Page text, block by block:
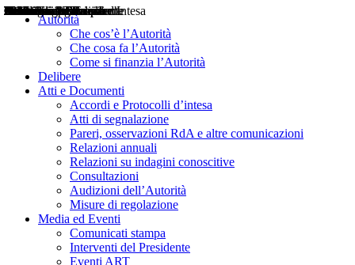
Autorità
Che cos’è l’Autorità
Che cosa fa l’Autorità
Come si finanzia l’Autorità
Delibere
Atti e Documenti
Accordi e Protocolli d’intesa
Atti di segnalazione
Pareri, osservazioni RdA e altre comunicazioni
Relazioni annuali
Relazioni su indagini conoscitive
Consultazioni
Audizioni dell’Autorità
Misure di regolazione
Media ed Eventi
Comunicati stampa
Interventi del Presidente
Eventi ART
Delibere
Pareri
Consultazioni
Audizioni
Atti di Segnalazione
Accordi e Protocolli d'Intesa
Relazioni annuali
Misure di regolazione
Notizie
Comunicati Stampa
Bollettini ART
Convegni ART
Interviste del Presidente
Articoli in primo piano
Interventi del Presidente
2004
2005
2010
2013
2014
2015
2016
2017
2018
2019
202
2020
2021
2022
2023
2024
2025
2026
Aereo
Marittimo
Terrestre